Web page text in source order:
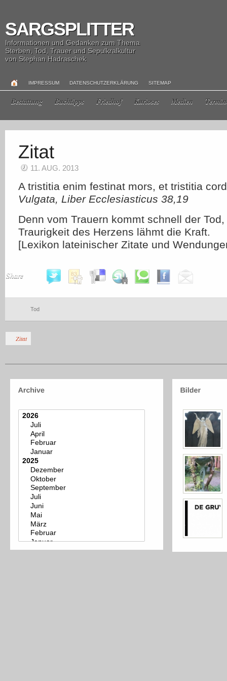
SARGSPLITTER
Informationen und Gedanken zum Thema
Sterben, Tod, Trauer und Sepulkralkultur
von Stephan Hadraschek
IMPRESSUM DATENSCHUTZERKLÄRUNG SITEMAP
Bestattung Buchtipps Friedhof Kurioses Medien
11. AUG. 2013
A tristitia enim festinat mors, et tristitia
Vulgata, Liber Ecclesiasticus 38,19
Denn vom Trauern kommt schnell der
Traurigkeit des Herzens lähmt die Kraft.
[Lexikon lateinischer Zitate und
Share
Tod
Zitat